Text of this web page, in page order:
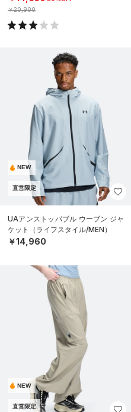
￥20,900
NEW
直営限定
UAアンストッパブル ウーブン ジャ
ケット（ライフスタイル/MEN）
￥14,960
NEW
直営限定